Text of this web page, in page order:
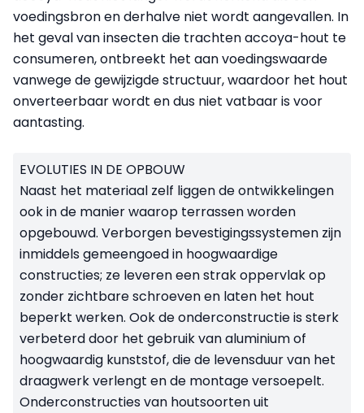
voedingsbron en derhalve niet wordt aangevallen. In
het geval van insecten die trachten accoya-hout te
consumeren, ontbreekt het aan voedingswaarde
vanwege de gewijzigde structuur, waardoor het hout
onverteerbaar wordt en dus niet vatbaar is voor
aantasting.
EVOLUTIES IN DE OPBOUW
Naast het materiaal zelf liggen de ontwikkelingen
ook in de manier waarop terrassen worden
opgebouwd. Verborgen bevestigingssystemen zijn
inmiddels gemeengoed in hoogwaardige
constructies; ze leveren een strak oppervlak op
zonder zichtbare schroeven en laten het hout
beperkt werken. Ook de onderconstructie is sterk
verbeterd door het gebruik van aluminium of
hoogwaardig kunststof, die de levensduur van het
draagwerk verlengt en de montage versoepelt.
Onderconstructies van houtsoorten uit